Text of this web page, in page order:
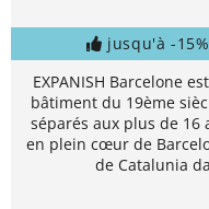
jusqu'à -
EXPANISH Barcelone
bâtiment du 19ème
séparés aux plus de 16
en plein cœur de
de Catalunia